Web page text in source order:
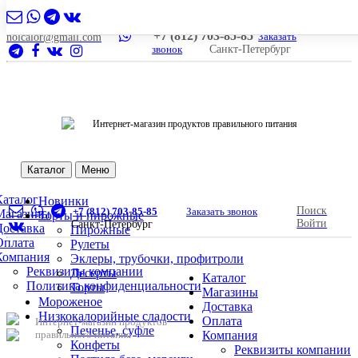
nolcalor@gmail.com +7 (812) 703-85-85 Заказать
звонок
Санкт-Петербург
Интернет-магазин продуктов правильного питания
Каталог Меню
Реквизиты компании
Политика конфиденциальности
Новинки
Торты и пирожные
Пирожные
Рулеты
Эклеры, трубочки, профитроли
Десерты
Торты
Мороженое
Низкокалорийные сладости
Печенье, суфле
Конфеты
+7 (812) 703-85-85
Заказать звонок
Санкт-Петербург
Поиск
Войти
Интернет-магазин продуктов
правильного питания
Каталог
Магазины
Доставка
Оплата
Компания
Реквизиты компании